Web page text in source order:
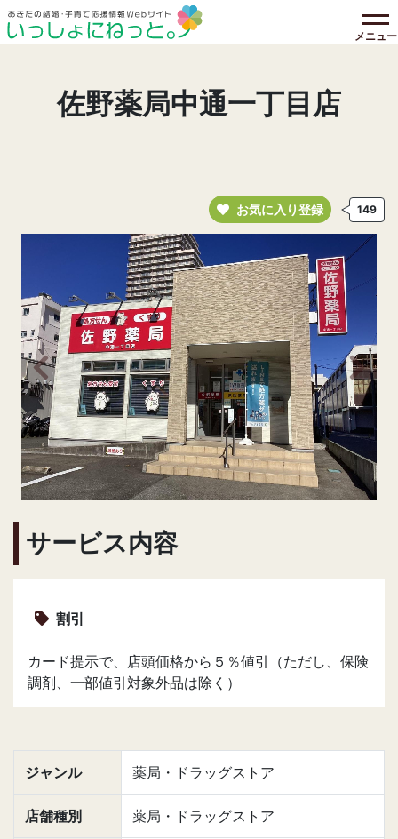
メニュー
佐野薬局中通一丁目店
お気に入り登録 149
前の画像へ 次の
サービス内容
割引
カード提示で、店頭価格から５％値引（ただし、保険
調剤、一部値引対象外品は除く）
ジャンル 薬局・ドラッグストア
店舗種別 薬局・ドラッグストア